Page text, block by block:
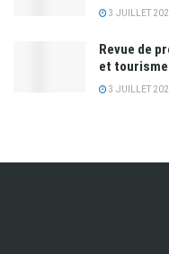
3 JUILLET
Revue de
et tourisme
3 JUILLET